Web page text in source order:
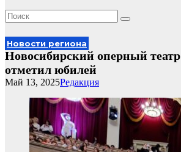
Новости региона
Новосибирский оперный театр
отметил юбилей
Редакция
Май 13, 2025